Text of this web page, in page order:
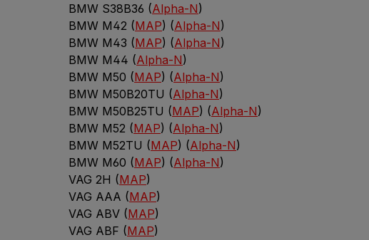
BMW S38B36 (Alpha-N)
BMW M42 (MAP) (Alpha-N)
BMW M43 (MAP) (Alpha-N)
BMW M44 (Alpha-N)
BMW M50 (MAP) (Alpha-N)
BMW M50B20TU (Alpha-N)
BMW M50B25TU (MAP) (Alpha-N)
BMW M52 (MAP) (Alpha-N)
BMW M52TU (MAP) (Alpha-N)
BMW M60 (MAP) (Alpha-N)
VAG 2H (MAP)
VAG AAA (MAP)
VAG ABV (MAP)
VAG ABF (MAP)